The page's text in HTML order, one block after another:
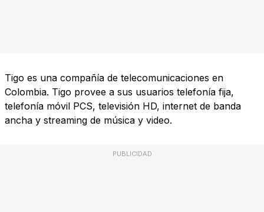
Tigo es una compañía de telecomunicaciones en
Colombia. Tigo provee a sus usuarios telefonía fija,
telefonía móvil PCS, televisión HD, internet de banda
ancha y streaming de música y video.
PUBLICIDAD